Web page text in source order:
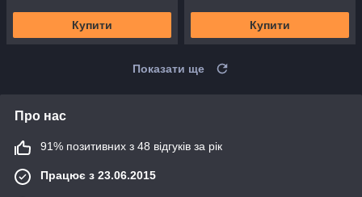
Купити Купити
Показати ще
Про нас
91% позитивних з 48 відгуків за рік
Працює з 23.06.2015